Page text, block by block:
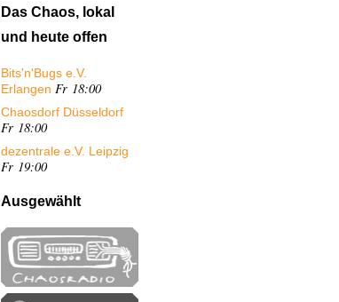
Das Chaos, lokal
und heute offen
Bits'n'Bugs e.V.
Erlangen Fr 18:00
Chaosdorf Düsseldorf
Fr 18:00
dezentrale e.V. Leipzig
Fr 19:00
Ausgewählt